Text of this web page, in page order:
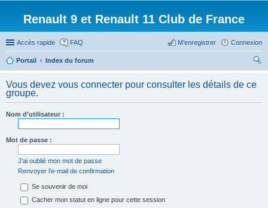
Renault 9 et Renault 11 Club de France
Accès rapide FAQ Connexion
M’enregistrer
Portail
Index du forum
her
ch
Vous devez vous connecter pour consulter les détails de ce
groupe.
Nom d’utilisateur :
Mot de passe :
J’ai oublié mon mot de passe
Renvoyer l’e-mail de confirmation
Se souvenir de moi
Cacher mon statut en ligne pour cette session